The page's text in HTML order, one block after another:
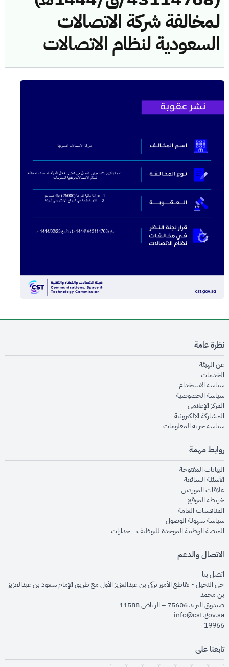
لمخالفة شركة الاتصالات
السعودية لنظام الاتصالات
نظرة عامة
عن الهيئةopens in new window
الخدماتopens in new window
سياسة الاستخدام
سياسة الخصوصيةopens in new window
المركز الإعلاميopens in new window
المشاركة الإلكترونيةopens in new window
سياسة حرية المعلوماتopens in new window
روابط مهمة
البيانات المفتوحةopens in new window
الأسئلة الشائعةopens in new window
علاقات الموردينopens in new window
خريطة الموقعopens in new window
المنافسات العامةopens in new window
سياسة سهولة الوصولopens in new window
المنصة الوطنية الموحدة للتوظيف - جداراتopens in new window
الاتصال والدعم
اتصل بنا
حي النخيل - تقاطع الأمير تركي بن عبدالعزيز الأول مع طريق الإمام سعود بن عبدالعزيز
بن محمد
صندوق البريد 75606 – الرياض 11588
info@cst.gov.sa
19966
تابعنا على